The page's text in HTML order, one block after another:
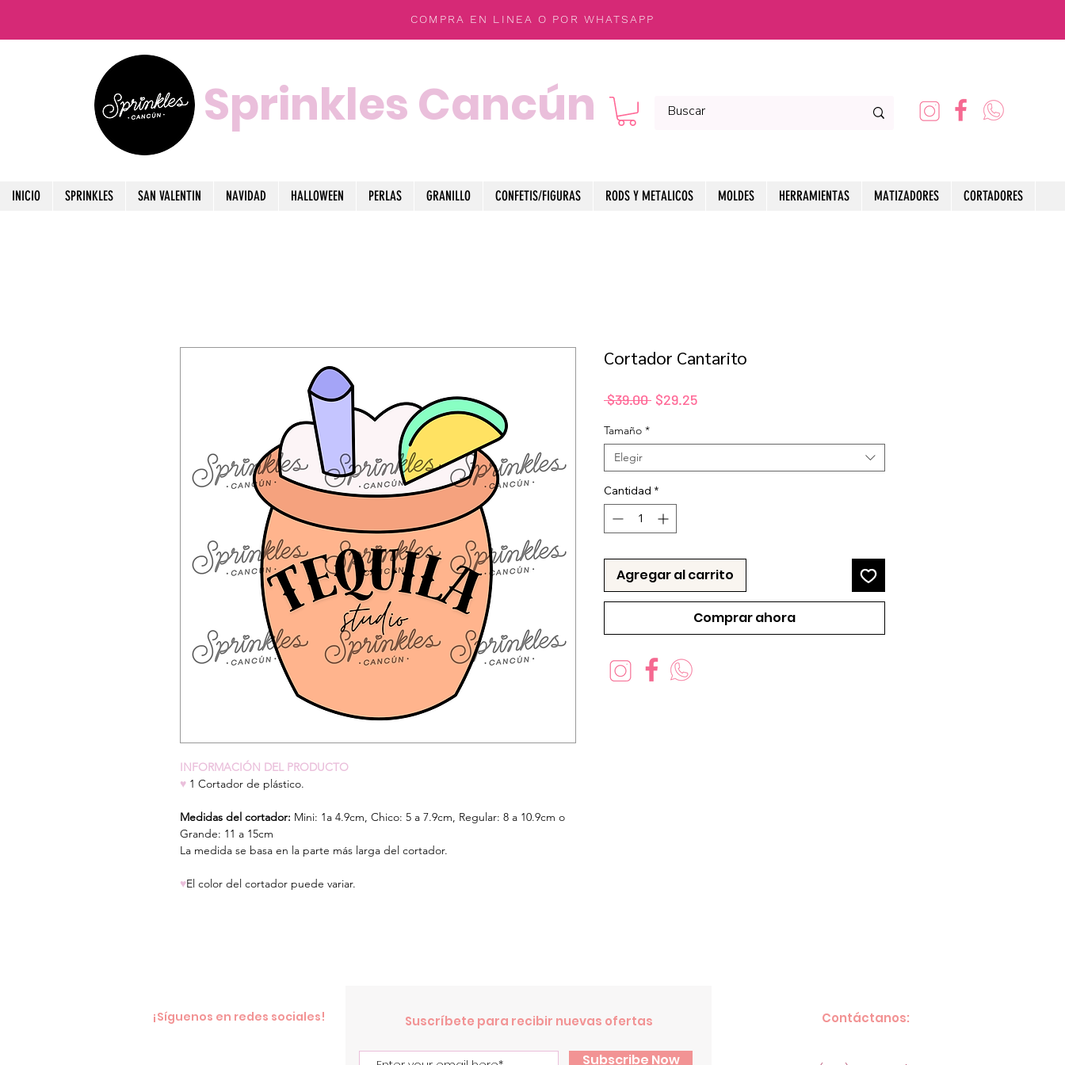
COMPRA EN LINEA O POR WHATSAPP
Sprinkles Cancún
INICIO SPRINKLES SAN VALENTIN NAVIDAD HALLOWEEN PERLAS GRANILLO CONFETIS/FIGURAS RODS Y METALICOS MOLDES HERRAMIENTAS MATIZADORES CORTADORES
INFORMACIÓN DEL PRODUCTO
♥ 1 Cortador de plástico.
Medidas del cortador: Mini: 1a 4.9cm, Chico: 5 a 7.9cm, Regular: 8 a 10.9cm o
Grande: 11 a 15cm
La medida se basa en la parte más larga del cortador.
♥El color del cortador puede variar.
Cortador Cantarito
$39.00 Precio
$29.25Precio
Tamaño *
Elegir
Cantidad *
Agregar al carrito
Comprar ahora
¡Síguenos en redes sociales! Suscríbete para recibir nuevas ofertas
Subscribe Now
Contáctanos: